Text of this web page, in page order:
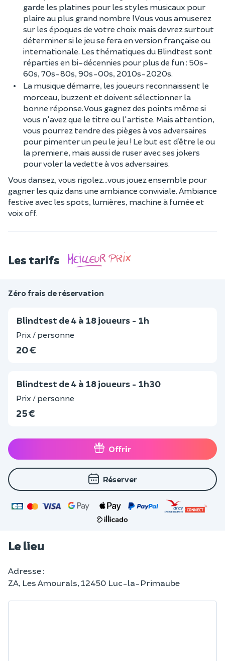
garde les platines pour les styles musicaux pour
plaire au plus grand nombre ! Vous vous amuserez
sur les époques de votre choix mais devrez surtout
déterminer si le jeu se fera en version française ou
internationale. Les thématiques du Blindtest sont
réparties en bi-décennies pour plus de fun : 50s-
60s, 70s-80s, 90s-00s, 2010s-2020s.
La musique démarre, les joueurs reconnaissent le
morceau, buzzent et doivent sélectionner la
bonne réponse. Vous gagnez des points même si
vous n'avez que le titre ou l'artiste. Mais attention,
vous pourrez tendre des pièges à vos adversaires
pour pimenter un peu le jeu ! Le but est d’être le ou
la premier.e, mais aussi de ruser avec ses jokers
pour voler la vedette à vos adversaires.
Vous dansez, vous rigolez...vous jouez ensemble pour
gagner les quiz dans une ambiance conviviale. Ambiance
festive avec les spots, lumières, machine à fumée et
voix off.
Les tarifs
Zéro frais de réservation
Blindtest de 4 à 18 joueurs - 1h
Prix / personne
20 €
Blindtest de 4 à 18 joueurs - 1h30
Prix / personne
25 €
Offrir
Réserver
Le lieu
Adresse :
ZA, Les Amourals, 12450 Luc-la-Primaube